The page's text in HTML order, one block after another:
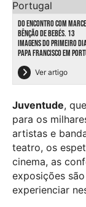
DO ENCONTRO COM
BÊNÇÃO DE BEBÉS. 13
IMAGENS DO PRIMEIRO
PAPA FRANCISCO EM
Ver artigo
Juventude,
para os
artistas e
teatro, os
cinema, as
exposições
experienciar